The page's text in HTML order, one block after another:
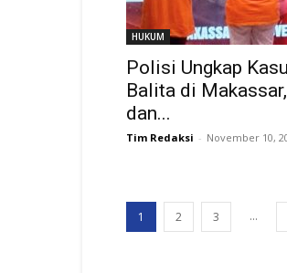
HUKUM
Polisi Ungkap
Balita di
dan...
Tim Redaksi - November 10,
1 2 3 ...